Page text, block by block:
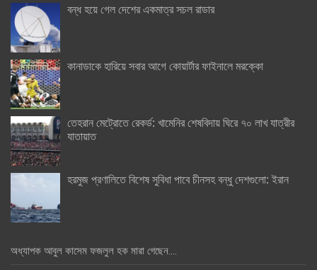
বন্ধ হয়ে গেল দেশের একমাত্র সচল রাডার
কানাডাকে হারিয়ে সবার আগে কোয়ার্টার ফাইনালে মরক্কো
তেহরান মেট্রোতে রেকর্ড: খামেনির শেষবিদায় ঘিরে ৭০ লাখ যাত্রীর
যাতায়াত
হরমুজ প্রণালিতে বিশেষ সুবিধা পাবে চীনসহ বন্ধু দেশগুলো: ইরান
অধ্যাপক আবুল কাসেম ফজলুল হক মারা গেছেন….